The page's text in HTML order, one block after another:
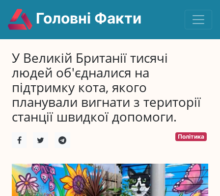
Головні Факти
У Великій Британії тисячі
людей об'єдналися на
підтримку кота, якого
планували вигнати з території
станції швидкої допомоги.
Політика